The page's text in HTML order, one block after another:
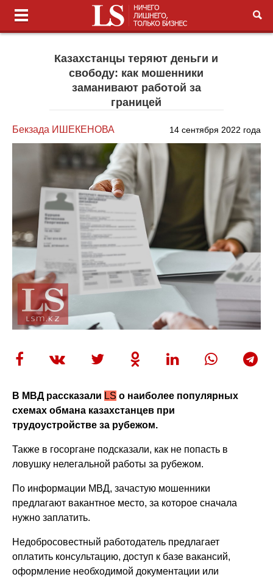
Казахстанцы теряют деньги и
свободу: как мошенники
заманивают работой за
границей
Бекзада ИШЕКЕНОВА 14 сентября 2022 года
В МВД рассказали LS о наиболее популярных
схемах обмана казахстанцев при
трудоустройстве за рубежом.
Также в госоргане подсказали, как не попасть в
ловушку нелегальной работы за рубежом.
По информации МВД, зачастую мошенники
предлагают вакантное место, за которое сначала
нужно заплатить.
Недобросовестный работодатель предлагает
оплатить консультацию, доступ к базе вакансий,
оформление необходимой документации или